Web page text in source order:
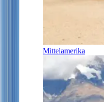
Mittelamerika